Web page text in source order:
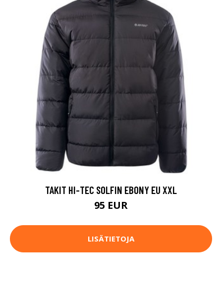
TAKIT HI-TEC SOLFIN EBONY EU XXL
95 EUR
LISÄTIETOJA